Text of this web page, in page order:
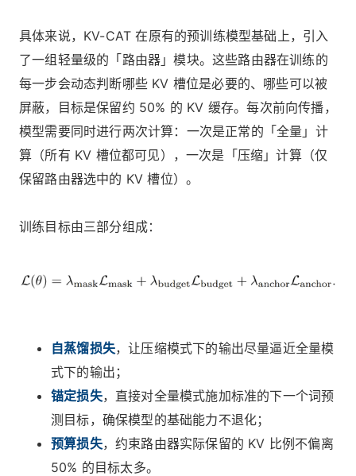
具体来说，KV-CAT 在原有的预训练模型基础上，引入
了一组轻量级的「路由器」模块。这些路由器在训练的
每一步会动态判断哪些 KV 槽位是必要的、哪些可以被
屏蔽，目标是保留约 50% 的 KV 缓存。每次前向传播，
模型需要同时进行两次计算：一次是正常的「全量」计
算（所有 KV 槽位都可见），一次是「压缩」计算（仅
保留路由器选中的 KV 槽位）。
训练目标由三部分组成：
自蒸馏损失，让压缩模式下的输出尽量逼近全量模
式下的输出；
锚定损失，直接对全量模式施加标准的下一个词预
测目标，确保模型的基础能力不退化；
预算损失，约束路由器实际保留的 KV 比例不偏离
50% 的目标太多。